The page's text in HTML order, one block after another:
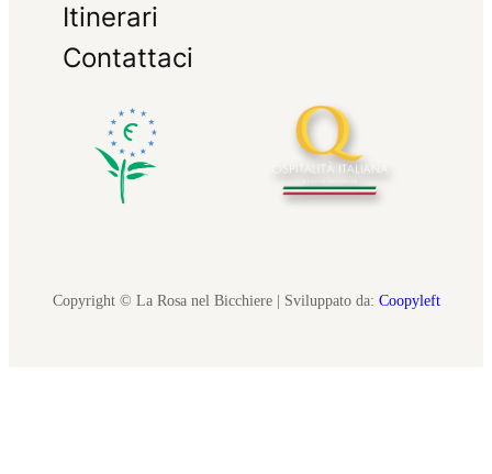
Itinerari
Contattaci
Copyright © La Rosa nel Bicchiere | Sviluppato da: Coopyleft